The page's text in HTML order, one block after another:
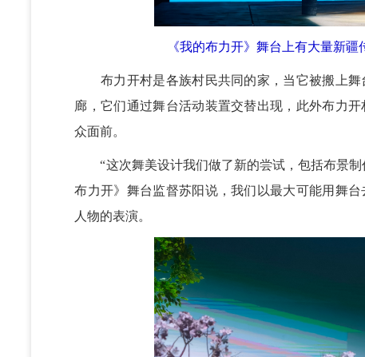
《我的布力开》舞台上有大量新
布力开村是各族村民共同的家，当它被搬上舞
廊，它们通过舞台活动装置交替出现，此外布力
众面前。
“这次舞美设计我们做了新的尝试，包括布景制
布力开》舞台监督苏阳说，我们以最大可能用舞
人物的表演。